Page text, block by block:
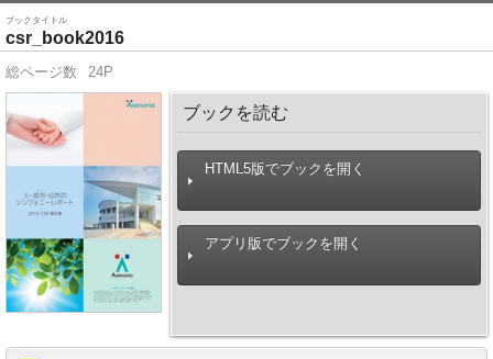
ブックタイトル
csr_book2016
総ページ数 24P
ブックを読む
HTML5版でブックを開く
アプリ版でブックを開く